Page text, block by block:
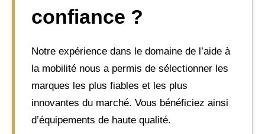
confiance ?
Notre expérience dans le domaine de l’aide à
la mobilité nous a permis de sélectionner les
marques les plus fiables et les plus
innovantes du marché. Vous bénéficiez ainsi
d’équipements de haute qualité.